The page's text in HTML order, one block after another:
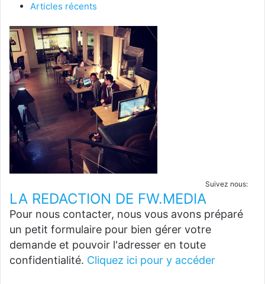
Articles récents
Suivez nous:
LA REDACTION DE FW.MEDIA
Pour nous contacter, nous vous avons préparé
un petit formulaire pour bien gérer votre
demande et pouvoir l'adresser en toute
confidentialité. Cliquez ici pour y accéder